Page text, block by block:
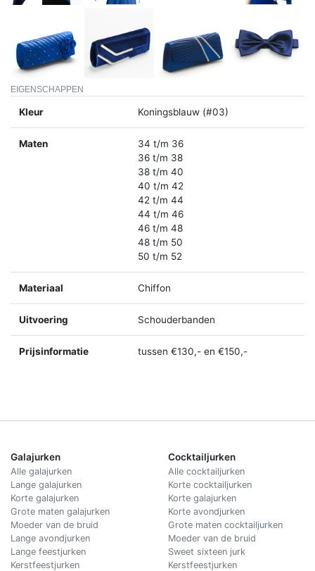
EIGENSCHAPPEN
Kleur Koningsblauw (#03)
Maten
34 t/m 36
36 t/m 38
38 t/m 40
40 t/m 42
42 t/m 44
44 t/m 46
46 t/m 48
48 t/m 50
50 t/m 52
Materiaal Chiffon
Uitvoering Schouderbanden
Prijsinformatie tussen €130,- en €150,-
Galajurken
Alle galajurken
Lange galajurken
Korte galajurken
Grote maten galajurken
Moeder van de bruid
Lange avondjurken
Lange feestjurken
Kerstfeestjurken
Cocktailjurken
Alle cocktailjurken
Korte cocktailjurken
Korte galajurken
Korte avondjurken
Grote maten cocktailjurken
Moeder van de bruid
Sweet sixteen jurk
Kerstfeestjurken